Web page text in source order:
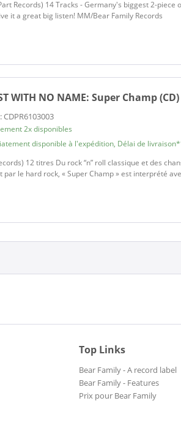
Records) 14 Tracks - Germany's biggest 2-
it a great big listen! MM/Bear Family Records
WITH NO NAME:Super Champ (CD)
CDPR6103003
2x disponibles
disponible à l'expédition, Délai de
12 titres Du rock “n” roll classique et des
par le hard rock, « Super Champ » est interprété
Top Links
Bear Family - A record label
Bear Family - Features
Prix pour Bear Family